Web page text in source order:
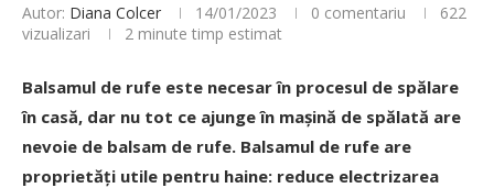
Autor: Diana Colcer 14/01/2023 0 comentariu
622
vizualizari
2 minute timp estimat
Balsamul de rufe este necesar în procesul de spălare
în casă, dar nu tot ce ajunge în mașină de spălată are
nevoie de balsam de rufe. Balsamul de rufe are
proprietăți utile pentru haine: reduce electrizarea